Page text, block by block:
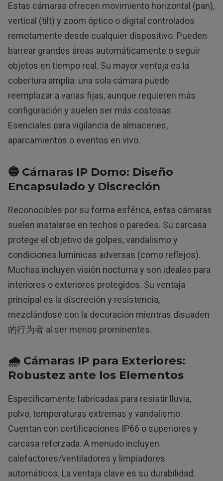
Estas cámaras ofrecen movimiento horizontal (pan),
vertical (tilt) y zoom óptico o digital controlados
remotamente desde cualquier dispositivo. Pueden
barrear grandes áreas automáticamente o seguir
objetos en tiempo real. Su mayor ventaja es la
cobertura amplia: una sola cámara puede
reemplazar a varias fijas, aunque requieren más
configuración y suelen ser más costosas.
Esenciales para vigilancia de almacenes,
aparcamientos o eventos en vivo.
🔵 Cámaras IP Domo: Diseño
Encapsulado y Discreción
Reconocibles por su forma esférica, estas cámaras
suelen instalarse en techos o paredes. Su carcasa
protege el objetivo de golpes, vandalismo y
condiciones lumínicas adversas (como reflejos).
Muchas incluyen visión nocturna y son ideales para
interiores o exteriores protegidos. Su ventaja
principal es la discreción y resistencia,
mezclándose con la decoración mientras disuaden
的行为者 al ser menos prominentes.
🌧️ Cámaras IP para Exteriores:
Robustez ante los Elementos
Específicamente fabricadas para resistir lluvia,
polvo, temperaturas extremas y vandalismo.
Cuentan con certificaciones IP66 o superiores y
carcasa reforzada. A menudo incluyen
calefactores/ventiladores y limpiadores
automáticos. La ventaja clave es su durabilidad: